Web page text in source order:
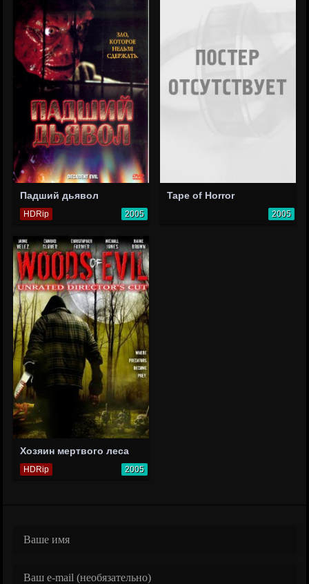
Падший дьявол
HDRip 2005
Tape of Horror
2005
Хозяин мертвого леса
HDRip 2005